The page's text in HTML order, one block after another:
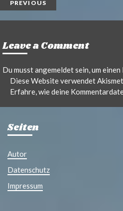
PREVIOUS
Leave a Comment
Du musstangemeldetsein, um
Diese Website verwendet
Erfahre, wie deine
Seiten
Autor
Datenschutz
Impressum